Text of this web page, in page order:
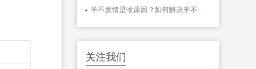
关注我们